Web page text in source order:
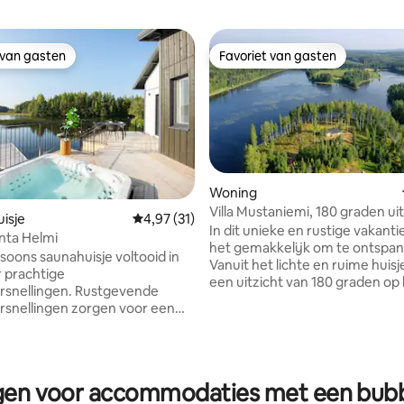
van 5 op 5, 24 recensies
gasten
gasten
Gemiddelde beoordeling van 4,97 op 5, 31
4,97 (31)
Helmi
saunahuisje voltooid in
prachtige
Rustgevende
zorgen voor een
water bewonderen,
Favoriet van gasten
Favoriet van gasten
Woning
Villa Mustaniemi, 180 graden
het meer
In dit unieke en rustige
het gemakkelijk om te
Vanuit het lichte en ruime
een uitzicht van 180 graden
Voor het gebruik van het
voor accommodaties met een